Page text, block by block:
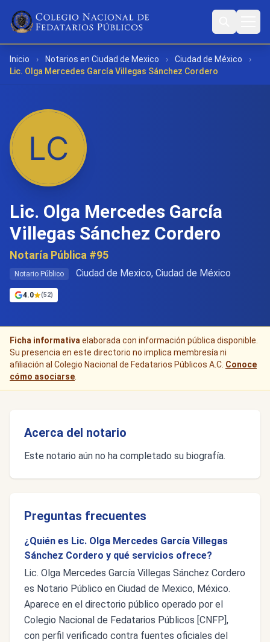
Inicio › Notarios en Ciudad de Mexico › Ciudad de México
›
Lic. Olga Mercedes García Villegas Sánchez Cordero
Lic. Olga Mercedes García
Villegas Sánchez Cordero
Notaría Pública #95
Notario Público Ciudad de Mexico, Ciudad de México
4.0 (52)
Ficha informativa elaborada con información pública disponible.
Su presencia en este directorio no implica membresía ni
afiliación al Colegio Nacional de Fedatarios Públicos A.C. Conoce
cómo asociarse
Acerca del notario
Este notario aún no ha completado su biografía.
Preguntas frecuentes
¿Quién es Lic. Olga Mercedes García Villegas
Sánchez Cordero y qué servicios ofrece?
Lic. Olga Mercedes García Villegas Sánchez Cordero
es Notario Público en Ciudad de Mexico, México.
Aparece en el directorio público operado por el
Colegio Nacional de Fedatarios Públicos [CNFP],
con perfil verificado contra fuentes oficiales del